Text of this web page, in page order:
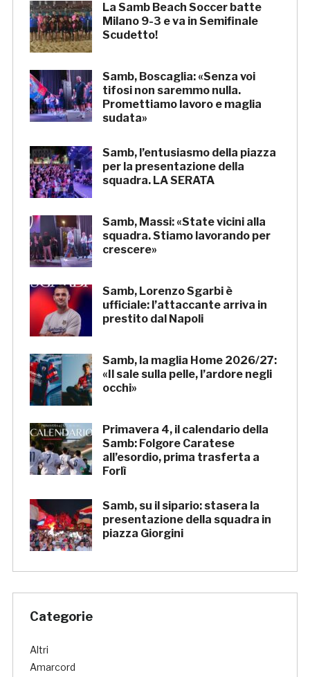
La Samb Beach Soccer batte
Milano 9-3 e va in Semifinale
Scudetto!
Samb, Boscaglia: «Senza voi
tifosi non saremmo nulla.
Promettiamo lavoro e maglia
sudata»
Samb, l’entusiasmo della piazza
per la presentazione della
squadra. LA SERATA
Samb, Massi: «State vicini alla
squadra. Stiamo lavorando per
crescere»
Samb, Lorenzo Sgarbi è
ufficiale: l’attaccante arriva in
prestito dal Napoli
Samb, la maglia Home 2026/27:
«Il sale sulla pelle, l’ardore negli
occhi»
Primavera 4, il calendario della
Samb: Folgore Caratese
all’esordio, prima trasferta a
Forlì
Samb, su il sipario: stasera la
presentazione della squadra in
piazza Giorgini
Categorie
Altri
Amarcord